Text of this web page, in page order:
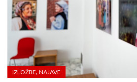
IZLOŽBE, NAJAVE